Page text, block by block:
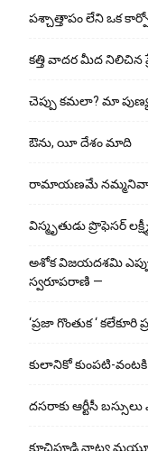
పశ్చాత్తాపం లేని ఒక
కత్తి వాదర మీద నిలిచిన
చెప్పు క‌మ‌లా? మా
ఔను, యీ దేశం మాది
రామాయణమే
విస్మృతుడు ప్రొఫెసర్
అశోక విజ‌య‌ద‌శ‌మి
స్వరూపరాణి —
‘ప్రజా గొంతుక ‘
కులానికో కుంప‌టి-
ద‌స‌రాకు ఆర్టీసీ బ‌స్సులు
కూచిపూడి నాట్య